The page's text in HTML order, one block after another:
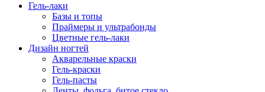
Гель-лаки
Базы и топы
Праймеры и ультрабонды
Цветные гель-лаки
Дизайн ногтей
Акварельные краски
Гель-краски
Гель-пасты